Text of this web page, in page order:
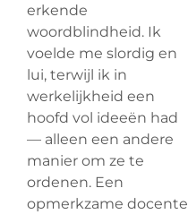
erkende
woordblindheid. Ik
voelde me slordig en
lui, terwijl ik in
werkelijkheid een
hoofd vol ideeën had
— alleen een andere
manier om ze te
ordenen. Een
opmerkzame docente